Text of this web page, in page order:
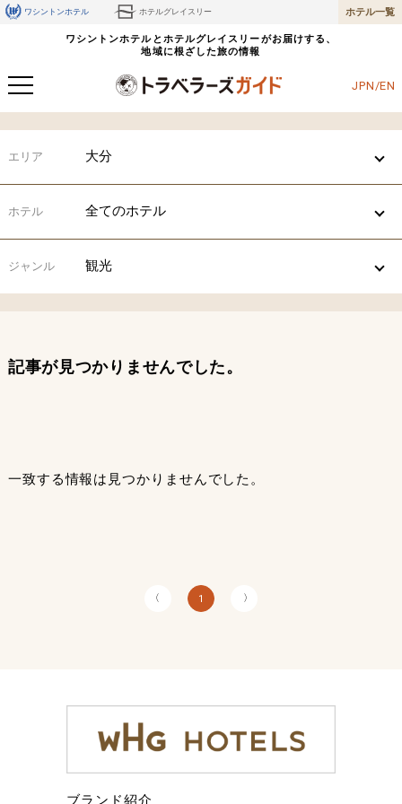
ワシントンホテル ホテルグレイスリー ホテル一覧
ワシントンホテルとホテルグレイスリーがお届けする、
地域に根ざした旅の情報
JPN/EN
エリア 大分
ホテル 全てのホテル
ジャンル 観光
記事が見つかりませんでした。
一致する情報は見つかりませんでした。
〈 1 〉
ブランド紹介